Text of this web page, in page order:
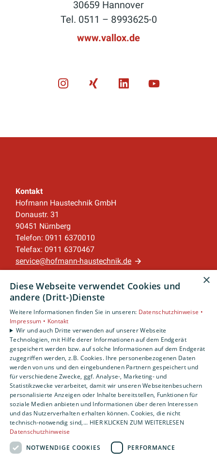
30659 Hannover
Tel. 0511 – 8993625-0
www.vallox.de
Kontakt
Hofmann Haustechnik GmbH
Donaustr. 31
90451 Nürnberg
Telefon: 0911 6370010
Telefax: 0911 6370467
service@hofmann-haustechnik.de
Unternehmen
AGB
·Datenschutz
Barrierefreiheitserklärung
Leistungen
Privatkunden
Gewerbekunden
Karriere
Unternehmen
Standort
Nürnberg
×
Diese Webseite verwendet Cookies und
andere (Dritt-)Dienste
Weitere Informationen finden Sie in unseren: Datenschutzhinweise •
Impressum • Kontakt
Wir und auch Dritte verwenden auf unserer Webseite
Technologien, mit Hilfe derer Informationen auf dem Endgerät
gespeichert werden bzw. auf solche Informationen auf dem Endgerät
zugegriffen werden, z.B. Cookies. Ihre personenbezogenen Daten
werden von uns und den eingebundenen Partnern gespeichert und
für verschiedene Zwecke, ggf. Analyse-, Marketing- und
Statistikzwecke verarbeitet, damit wir unseren Webseitenbesuchern
personalisierte Anzeigen oder Inhalte bereitstellen, Funktionen für
soziale Medien anbieten und Informationen über deren Interessen
und das Nutzerverhalten erhalten können. Cookies, die nicht
technisch-notwendig sind,... HIER KLICKEN ZUM WEITERLESEN
Datenschutzhinweise
NOTWENDIGE COOKIES
PERFORMANCE